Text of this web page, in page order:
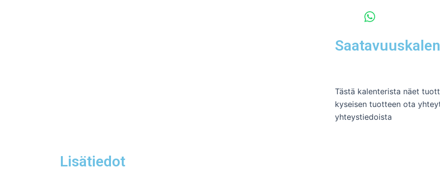
Tästä kalenterista näet
kyseisen tuotteen ota
yhteystiedoista
Lisätiedot